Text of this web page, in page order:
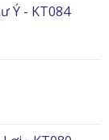
Ý - KT084